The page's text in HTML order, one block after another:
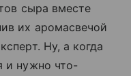
сыра вместе
их аромасвечой
Ну, а когда
и нужно что-